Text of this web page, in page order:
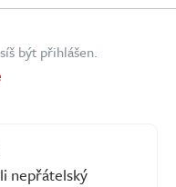
být přihlášen.
nepřátelský